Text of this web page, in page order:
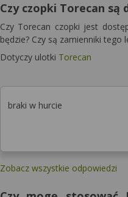
Czy czopki Torecan są
Czy Torecan czopki jest
będzie? Czy są zamienniki tego
Dotyczy ulotki Torecan
braki w hurcie
Zobacz wszystkie odpowiedzi